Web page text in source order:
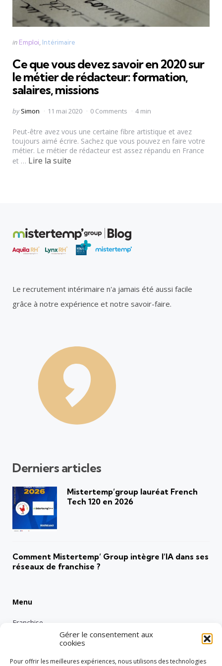
Gérer le consentement aux
cookies
Pour offrir les meilleures expériences, nous utilisons des technologies
Categories
Posted
in Emploi Intérimaire
Ce que vous devez savoir en 2020 sur
le métier de rédacteur: formation,
salaires, missions
Posted
by Simon 11 mai 2020 0 Comments 4 min
Peut-être avez vous une certaine fibre artistique et avez
toujours aimé écrire. Sachez que vous pouvez en faire votre
métier. Le métier de rédacteur est assez répandu en France
et … Lire la suite
Le recrutement intérimaire n'a jamais été aussi facile
grâce à notre expérience et notre savoir-faire.
Derniers articles
Mistertemp’group lauréat French
Tech 120 en 2026
Comment Mistertemp’ Group intègre l’IA dans ses
réseaux de franchise ?
Menu
Franchise